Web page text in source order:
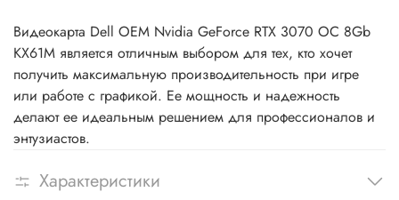
Видеокарта Dell OEM Nvidia GeForce RTX 3070 OC 8Gb
KX61M является отличным выбором для тех, кто хочет
получить максимальную производительность при игре
или работе с графикой. Ее мощность и надежность
делают ее идеальным решением для профессионалов и
энтузиастов.
Характеристики